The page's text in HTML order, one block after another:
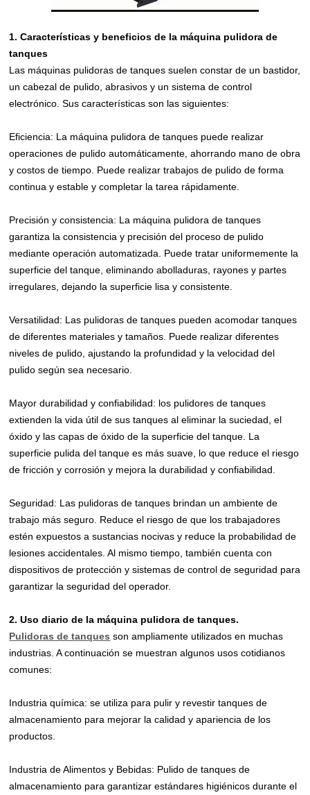
1. Características y beneficios de la máquina pulidora de
tanques
Las máquinas pulidoras de tanques suelen constar de un bastidor,
un cabezal de pulido, abrasivos y un sistema de control
electrónico. Sus características son las siguientes:
Eficiencia: La máquina pulidora de tanques puede realizar
operaciones de pulido automáticamente, ahorrando mano de obra
y costos de tiempo. Puede realizar trabajos de pulido de forma
continua y estable y completar la tarea rápidamente.
Precisión y consistencia: La máquina pulidora de tanques
garantiza la consistencia y precisión del proceso de pulido
mediante operación automatizada. Puede tratar uniformemente la
superficie del tanque, eliminando abolladuras, rayones y partes
irregulares, dejando la superficie lisa y consistente.
Versatilidad: Las pulidoras de tanques pueden acomodar tanques
de diferentes materiales y tamaños. Puede realizar diferentes
niveles de pulido, ajustando la profundidad y la velocidad del
pulido según sea necesario.
Mayor durabilidad y confiabilidad: los pulidores de tanques
extienden la vida útil de sus tanques al eliminar la suciedad, el
óxido y las capas de óxido de la superficie del tanque. La
superficie pulida del tanque es más suave, lo que reduce el riesgo
de fricción y corrosión y mejora la durabilidad y confiabilidad.
Seguridad: Las pulidoras de tanques brindan un ambiente de
trabajo más seguro. Reduce el riesgo de que los trabajadores
estén expuestos a sustancias nocivas y reduce la probabilidad de
lesiones accidentales. Al mismo tiempo, también cuenta con
dispositivos de protección y sistemas de control de seguridad para
garantizar la seguridad del operador.
2. Uso diario de la máquina pulidora de tanques.
Pulidoras de tanques son ampliamente utilizados en muchas
industrias. A continuación se muestran algunos usos cotidianos
comunes:
Industria química: se utiliza para pulir y revestir tanques de
almacenamiento para mejorar la calidad y apariencia de los
productos.
Industria de Alimentos y Bebidas: Pulido de tanques de
almacenamiento para garantizar estándares higiénicos durante el